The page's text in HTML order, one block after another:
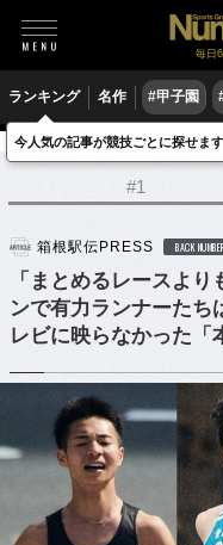
毎日
ランキング 名作 #甲子園
陸上 マラソン
#1
箱根駅伝PRESS BACK NUMBER
「まとめるレースよ
ンで有力ランナーたち
レビに映らなかった「
今人気の記事が競技ごとに探せます